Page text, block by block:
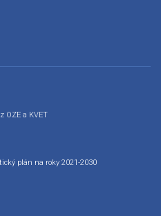
OZE a KVET
plán na roky 2021-2030